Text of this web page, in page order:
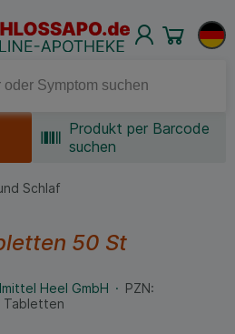
Produkt per Barcode
suchen
Schlaf
50 St
Heel GmbH
PZN:
Tabletten